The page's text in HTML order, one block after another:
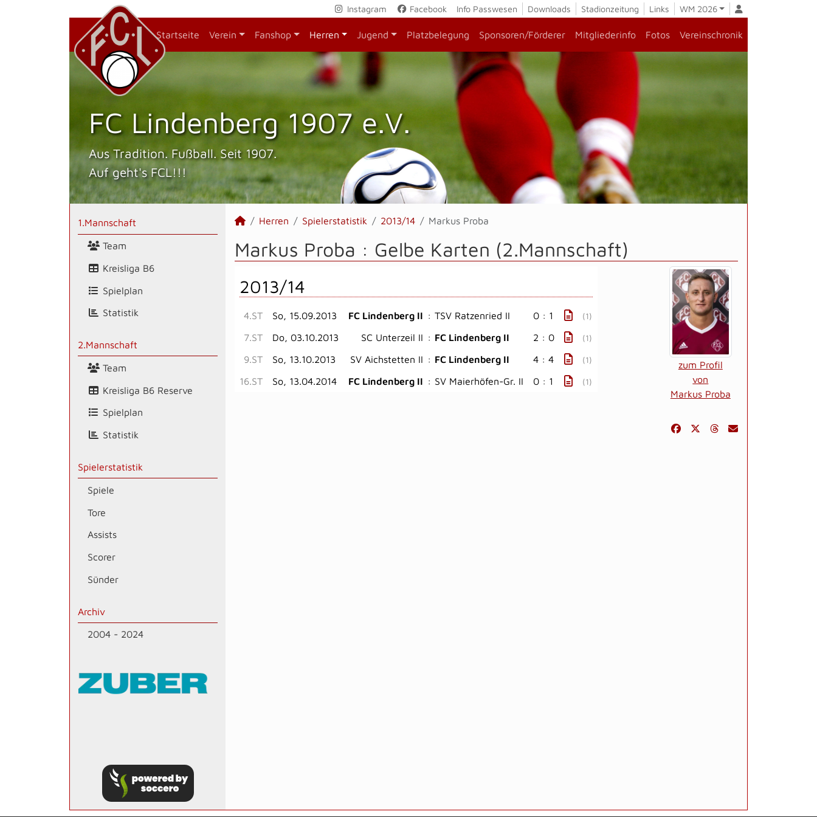
Instagram Facebook Info Passwesen Downloads Stadionzeitung Links WM 2026
Startseite Verein Fanshop Herren Jugend Platzbelegung Sponsoren/Förderer Mitgliederinfo Fotos Vereinschronik
FC Lindenberg 1907 e.V.
Aus Tradition. Fußball. Seit 1907.
Auf geht's FCL!!!
1.Mannschaft
Team
Kreisliga B6
Spielplan
Statistik
2.Mannschaft
Team
Kreisliga B6 Reserve
Spielplan
Statistik
Spielerstatistik
Spiele
Tore
Assists
Scorer
Sünder
Archiv
2004 - 2024
Herren Spielerstatistik 2013/14 Markus Proba
Markus Proba : Gelbe Karten (2.Mannschaft)
zum Profil
von
Markus Proba
2013/14
4.ST So, 15.09.2013 FC Lindenberg II : TSV Ratzenried II 0 : 1 (1)
7.ST Do, 03.10.2013 SC Unterzeil II : FC Lindenberg II 2 : 0 (1)
9.ST So, 13.10.2013 SV Aichstetten II : FC Lindenberg II 4 : 4 (1)
16.ST So, 13.04.2014 FC Lindenberg II : SV Maierhöfen-Gr. II 0 : 1 (1)